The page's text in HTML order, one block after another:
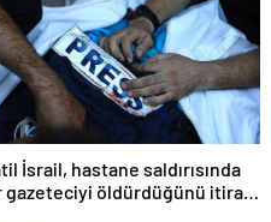
İsrail, hastane saldırısında
gazeteciyi öldürdüğünü itiraf